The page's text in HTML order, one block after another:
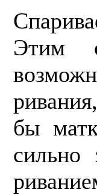
Этим
бы
сильно